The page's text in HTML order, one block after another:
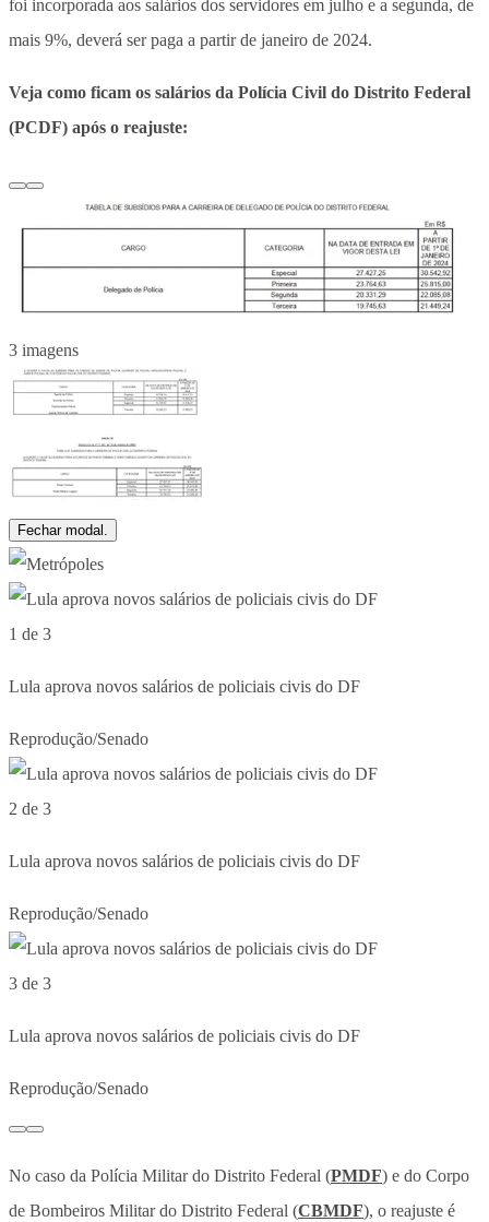
foi incorporada aos salários dos servidores em julho e a segunda, de
mais 9%, deverá ser paga a partir de janeiro de 2024.
Veja como ficam os salários da Polícia Civil do Distrito Federal
(PCDF) após o reajuste:
3 imagens
Fechar modal.
1 de 3
Lula aprova novos salários de policiais civis do DF
Reprodução/Senado
2 de 3
Lula aprova novos salários de policiais civis do DF
Reprodução/Senado
3 de 3
Lula aprova novos salários de policiais civis do DF
Reprodução/Senado
No caso da Polícia Militar do Distrito Federal (PMDF) e do Corpo
de Bombeiros Militar do Distrito Federal (CBMDF), o reajuste é